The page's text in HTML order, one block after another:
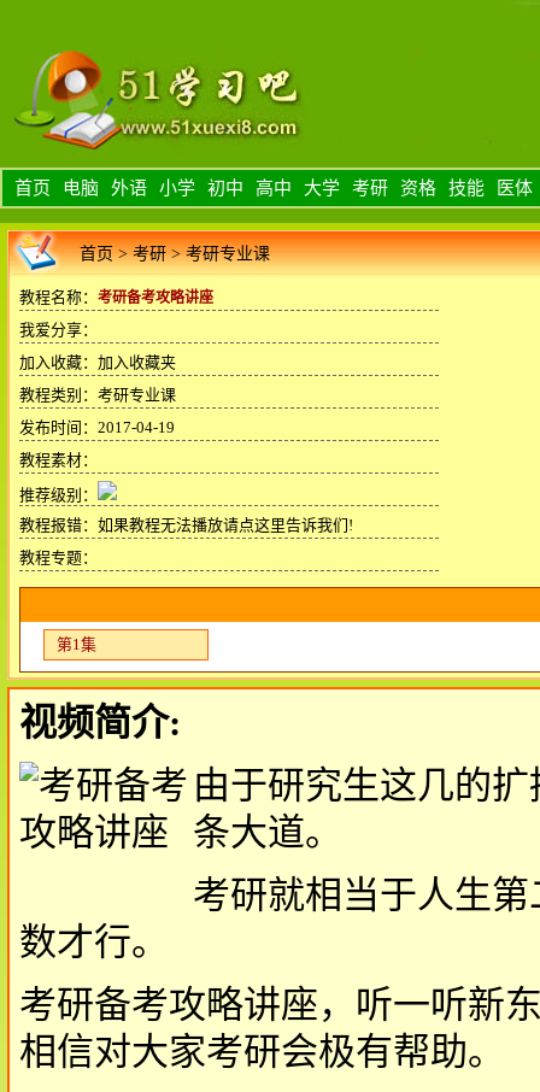
首页 电脑 外语 小学 初中 高中 大学 考研 资格 技能 医体
首页>考研>考研专业课
教程名称： 考研备考攻略讲座
我爱分享：
加入收藏： 加入收藏夹
教程类别：考研专业课
发布时间：2017-04-19
教程素材：
推荐级别：
教程报错： 如果教程无法播放请点这里告诉我们!
教程专题：
第1集
视频简介:
由于研究生这几的
条大道。
考研就相当于人生
数才行。
考研备考攻略讲座，听一听新
相信对大家考研会极有帮助。